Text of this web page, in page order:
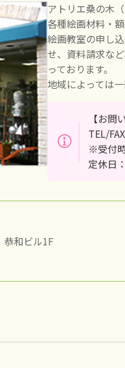
アトリエ桑の木
各種絵画材料・
絵画教室の申し
せ、資料請求な
っております。
地域によっては一
【お問
TEL/
※受付
定休日
和ビル1F